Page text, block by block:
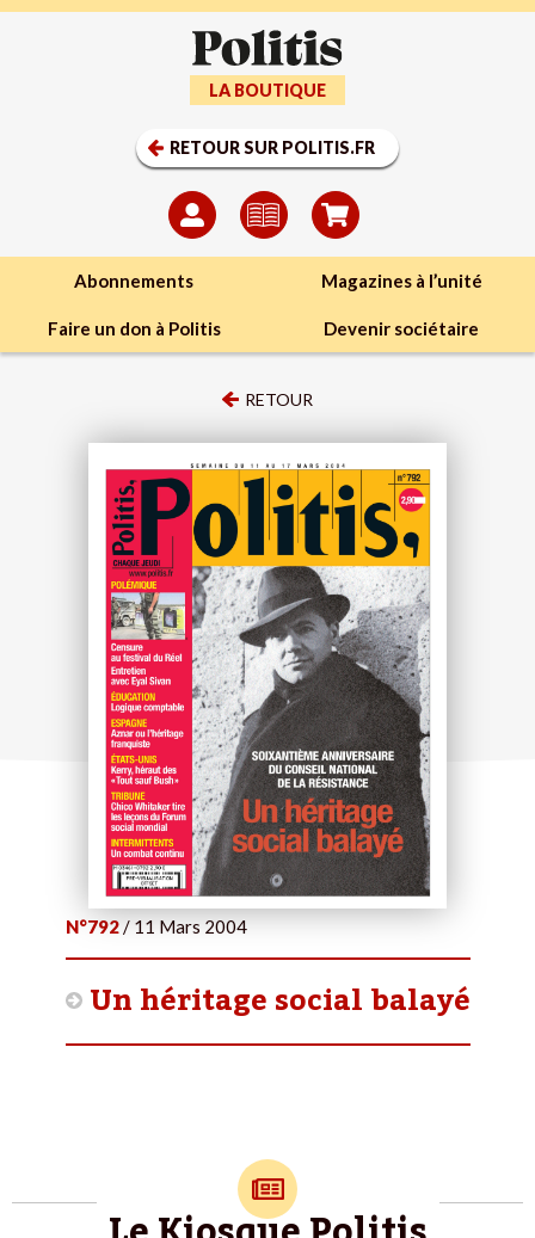
RETOUR SUR POLITIS.FR
LA BOUTIQUE
Abonnements Magazines à l’unité
Faire un don à Politis Devenir sociétaire
RETOUR
N°792/ 11 Mars 2004
Un héritage social balayé